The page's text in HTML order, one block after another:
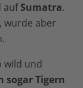
aufSumatra.
wurde aber
wild und
sogar Tigern